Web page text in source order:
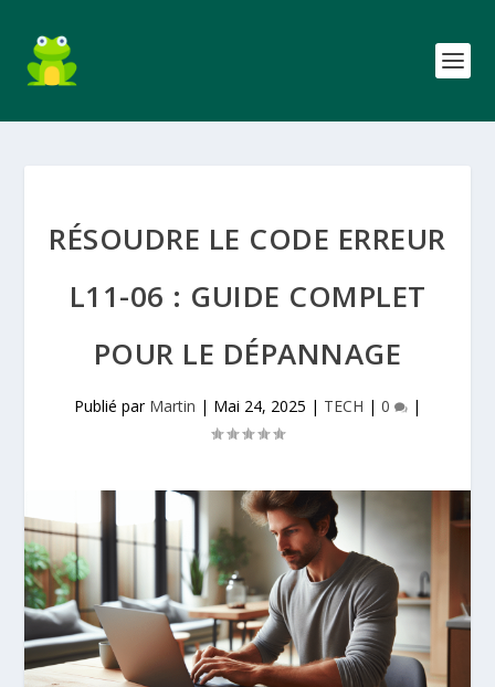
RÉSOUDRE LE CODE ERREUR
L11-06​ : GUIDE COMPLET
POUR LE DÉPANNAGE
Publié par Martin | Mai 24, 2025 | TECH | 0 |